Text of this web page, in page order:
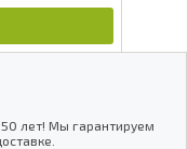
лет! Мы гарантируем